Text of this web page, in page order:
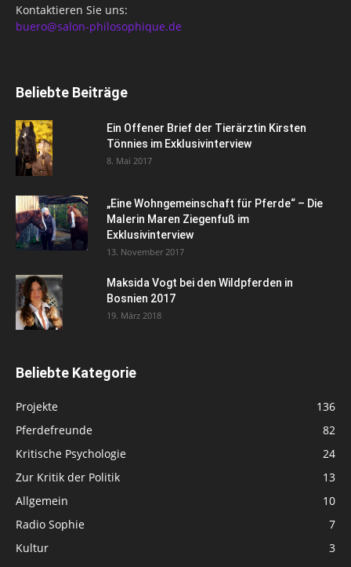
Kontaktieren Sie uns:
buero@salon-philosophique.de
Beliebte Beiträge
Ein Offener Brief der Tierärztin Kirsten
Tönnies im Exklusivinterview
8. Mai 2017
„Eine Wohngemeinschaft für Pferde“ – Die
Malerin Maren Ziegenfuß im
Exklusivinterview
13. November 2017
Maksida Vogt bei den Wildpferden in
Bosnien 2017
19. März 2018
Beliebte Kategorie
Projekte
136
Pferdefreunde
82
Kritische Psychologie
24
Zur Kritik der Politik
13
Allgemein
10
Radio Sophie
7
Kultur
3